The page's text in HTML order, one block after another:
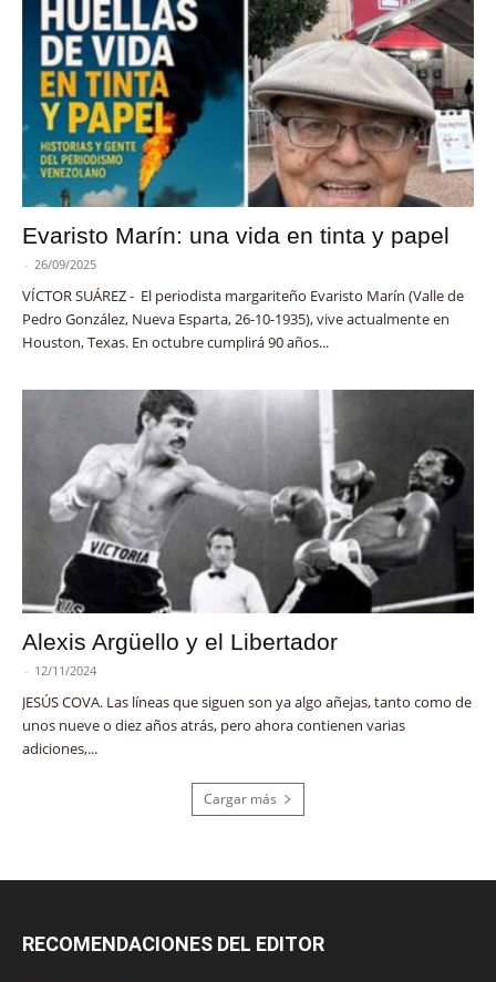
Evaristo Marín: una vida en tinta y papel
- 26/09/2025
VÍCTOR SUÁREZ - El periodista margariteño Evaristo Marín (Valle de
Pedro González, Nueva Esparta, 26-10-1935), vive actualmente en
Houston, Texas. En octubre cumplirá 90 años...
Alexis Argüello y el Libertador
- 12/11/2024
JESÚS COVA. Las líneas que siguen son ya algo añejas, tanto como de
unos nueve o diez años atrás, pero ahora contienen varias
adiciones,...
Cargar más
RECOMENDACIONES DEL EDITOR